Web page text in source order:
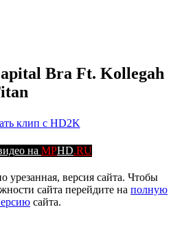
Bra Ft. Kollegah
клип с HD2K
на MPHD.RU
урезанная, версия сайта. Чтобы
сайта перейдите на полную
сайта.